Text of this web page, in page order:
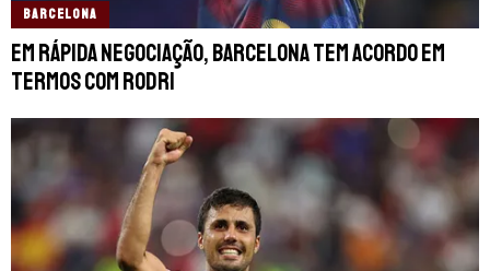
BARCELONA
Em rápida negociação, Barcelona tem acordo em
termos com Rodri